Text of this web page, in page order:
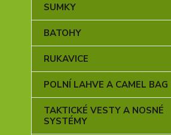
SUMKY
BATOHY
RUKAVICE
POLNÍ LAHVE A CAMEL BAG
TAKTICKÉ VESTY A NOSNÉ
SYSTÉMY